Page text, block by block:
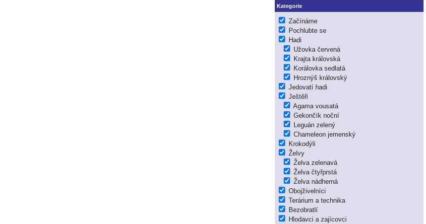
Kategorie
Začínáme
Pochlubte se
Hadi
Užovka červená
Krajta královská
Korálovka sedlatá
Hroznýš královský
Jedovatí hadi
Ještěři
Agama vousatá
Gekončík noční
Leguán zelený
Chameleon jemenský
Krokodýli
Želvy
Želva zelenavá
Želva čtyřprstá
Želva nádherná
Obojživelníci
Terárium a technika
Bezobratlí
Hlodavci a zajícovci